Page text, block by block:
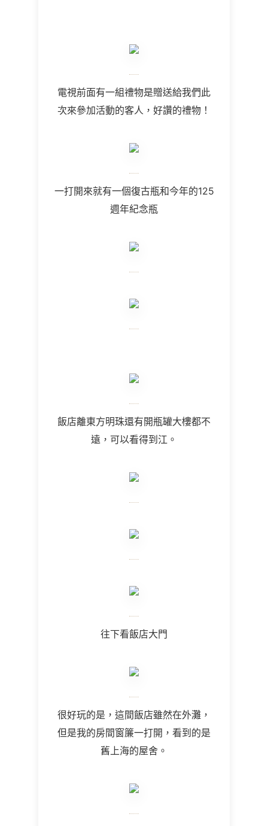
電視前面有一組禮物是贈送給我們此
次來參加活動的客人，好讚的禮物！
一打開來就有一個復古瓶和今年的125
週年紀念瓶
飯店離東方明珠還有開瓶罐大樓都不
遠，可以看得到江。
往下看飯店大門
很好玩的是，這間飯店雖然在外灘，
但是我的房間窗簾一打開，看到的是
舊上海的屋舍。